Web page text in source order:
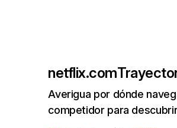
netflix.com
Averigua por dónde
competidor para